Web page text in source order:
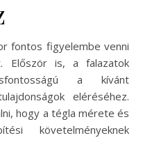
fontos figyelembe venni
Először is, a falazatok
a kívánt
eléréséhez.
hogy a tégla mérete és
követelményeknek